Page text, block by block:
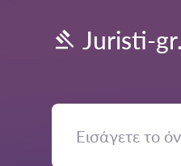
Juristi-